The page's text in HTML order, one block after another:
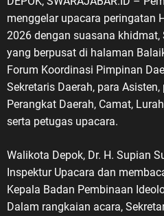
menggelar upacara peringatan
2026 dengan suasana
yang berpusat di halaman
Forum Koordinasi Pimpinan
Sekretaris Daerah, para
Perangkat Daerah, Camat,
serta petugas upacara.
Walikota Depok, Dr. H. Supian
Inspektur Upacara dan
Kepala Badan Pembinaan
Dalam rangkaian acara,